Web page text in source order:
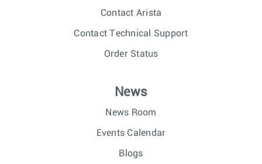
Contact Arista
Contact Technical Support
Order Status
News
News Room
Events Calendar
Blogs